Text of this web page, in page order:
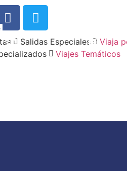
Salidas Especiales Viaja
Viajes Temáticos